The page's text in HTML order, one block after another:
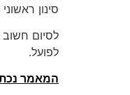
סינון
לסיום
לפועל.
המאמר